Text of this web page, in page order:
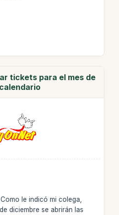
tickets para el mes de
le indicó mi colega,
diciembre se abrirán las